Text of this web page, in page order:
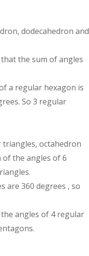
dodecahedron and
the sum of angles
a regular hexagon is
So 3 regular
triangles, octahedron
the angles of 6
are 360 degrees , so
angles of 4 regular